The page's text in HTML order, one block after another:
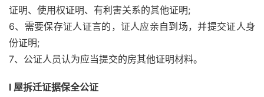
证明、使用权证明、有利害关系的其他证明;
6、需要保存证人证言的，证人应亲自到场，并提交证人身
份证明;
7、公证人员认为应当提交的房其他证明材料。
l 屋拆迁证据保全公证